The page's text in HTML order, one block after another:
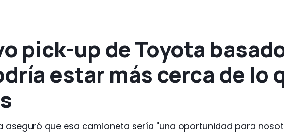
pick-up de Toyota
estar más cerca de lo
aseguró que esa camioneta sería "una oportunidad para